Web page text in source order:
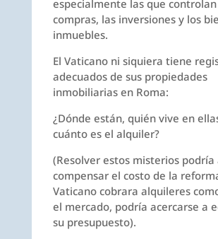
especialmente las que
compras, las inversiones y los
inmuebles.
El Vaticano ni siquiera tiene
adecuados de sus propiedades
inmobiliarias en Roma:
¿Dónde están, quién vive en
cuánto es el alquiler?
(Resolver estos misterios podría
compensar el costo de la
Vaticano cobrara alquileres
el mercado, podría acercarse a
su presupuesto).